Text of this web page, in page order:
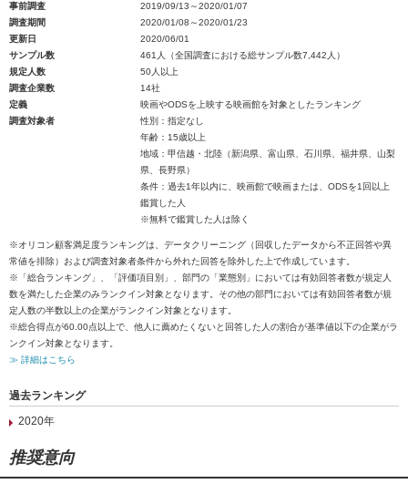
事前調査
2019/09/13～2020/01/07
調査期間
2020/01/08～2020/01/23
更新日
2020/06/01
サンプル数
461人（全国調査における総サンプル数7,442人）
規定人数
50人以上
調査企業数
14社
定義
映画やODSを上映する映画館を対象としたランキング
調査対象者
性別：指定なし
年齢：15歳以上
地域：甲信越・北陸（新潟県、富山県、石川県、福井県、山梨
県、長野県）
条件：過去1年以内に、映画館で映画または、ODSを1回以上
鑑賞した人
※無料で鑑賞した人は除く
※オリコン顧客満足度ランキングは、データクリーニング（回収したデータから不正回答や異
常値を排除）および調査対象者条件から外れた回答を除外した上で作成しています。
※「総合ランキング」、「評価項目別」、部門の「業態別」においては有効回答者数が規定人
数を満たした企業のみランクイン対象となります。その他の部門においては有効回答者数が規
定人数の半数以上の企業がランクイン対象となります。
※総合得点が60.00点以上で、他人に薦めたくないと回答した人の割合が基準値以下の企業がラ
ンクイン対象となります。
≫ 詳細はこちら
過去ランキング
2020年
推奨意向